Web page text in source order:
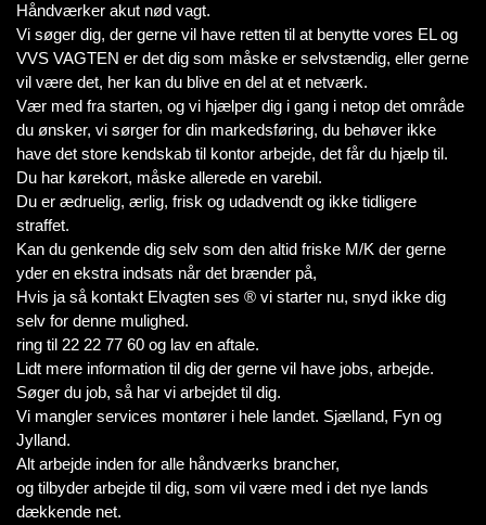
Håndværker akut nød vagt.
Vi søger dig, der gerne vil have retten til at benytte vores EL og
VVS VAGTEN er det dig som måske er selvstændig, eller gerne
vil være det, her kan du blive en del at et netværk.
Vær med fra starten, og vi hjælper dig i gang i netop det område
du ønsker, vi sørger for din markedsføring, du behøver ikke
have det store kendskab til kontor arbejde, det får du hjælp til.
Du har kørekort, måske allerede en varebil.
Du er ædruelig, ærlig, frisk og udadvendt og ikke tidligere
straffet.
Kan du genkende dig selv som den altid friske M/K der gerne
yder en ekstra indsats når det brænder på,
Hvis ja så kontakt Elvagten ses ® vi starter nu, snyd ikke dig
selv for denne mulighed.
ring til 22 22 77 60 og lav en aftale.
Lidt mere information til dig der gerne vil have jobs, arbejde.
Søger du job, så har vi arbejdet til dig.
Vi mangler services montører i hele landet. Sjælland, Fyn og
Jylland.
Alt arbejde inden for alle håndværks brancher,
og tilbyder arbejde til dig, som vil være med i det nye lands
dækkende net.